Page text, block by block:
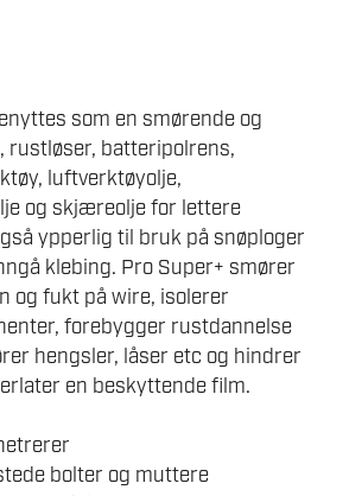
som en smørende og
rustløser, batteripolrens,
luftverktøyolje,
og skjæreolje for lettere
ypperlig til bruk på snøploger
klebing. Pro Super+ smører
og fukt på wire, isolerer
forebygger rustdannelse
hengsler, låser etc og hindrer
en beskyttende film.
bolter og muttere